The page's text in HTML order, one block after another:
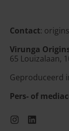
Contact:
Virunga
65 Louizalaan,
Geproduceerd
Pers- of
Instagram
Moldavië (MDL
Monaco (EUR €)
Nederland (EUR
Noord-
Noorwegen